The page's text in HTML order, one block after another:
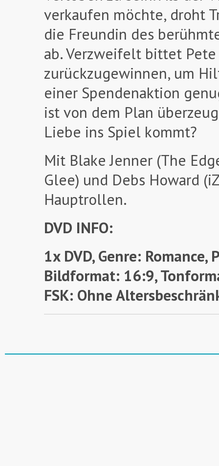
verkaufen möchte, droht
die Freundin des
ab. Verzweifelt bittet Pete
zurückzugewinnen, um
einer Spendenaktion
ist von dem Plan
Liebe ins Spiel kommt?
Mit Blake Jenner (The
Glee) und Debs Howard
Hauptrollen.
DVD INFO:
1x DVD, Genre:
Bildformat: 16:9,
FSK: Ohne